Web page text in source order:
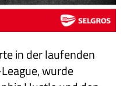
in der laufenden
wurde